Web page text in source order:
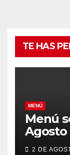
TE HAS
MENÚ
Menú
Agosto
2 DE